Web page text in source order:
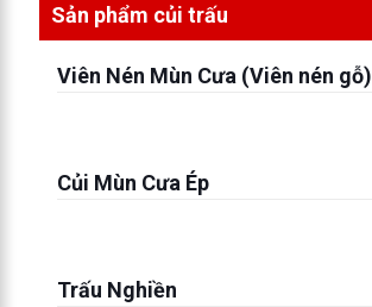
Sản phẩm củi trấu
Viên Nén Mùn Cưa (Viên nén gỗ)
Củi Mùn Cưa Ép
Trấu Nghiền